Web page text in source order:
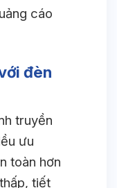
cáo
đèn
truyền
ưu
toàn hơn
tiết